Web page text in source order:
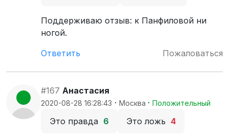
Поддерживаю отзыв: к Панфиловой ни
ногой.
Ответить
Пожаловаться
#167 Анастасия
2020-08-28 16:28:43 · Москва · Положительный
Это правда 6 Это ложь 4